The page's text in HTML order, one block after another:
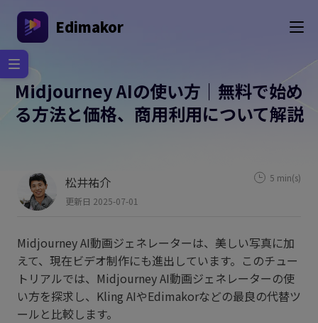
Edimakor
Midjourney AIの使い方｜無料で始め
る方法と価格、商用利用について解説
松井祐介
更新日 2025-07-01
5 min(s)
Midjourney AI動画ジェネレーターは、美しい写真に加
えて、現在ビデオ制作にも進出しています。このチュー
トリアルでは、Midjourney AI動画ジェネレーターの使
い方を探求し、Kling AIやEdimakorなどの最良の代替ツ
ールと比較します。